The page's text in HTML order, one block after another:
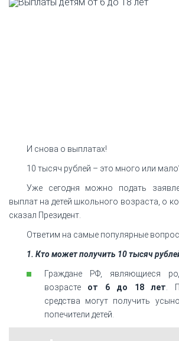
И снова о выплатах!
10 тысяч рублей – это много или
Уже сегодня можно подать
выплат на детей школьного возраста, о
сказал Президент.
Ответим на самые популярные
1. Кто может получить 10 тысяч
Граждане РФ, являющиеся
возрасте от 6 до 18 лет.
средства могут получить
попечители детей.